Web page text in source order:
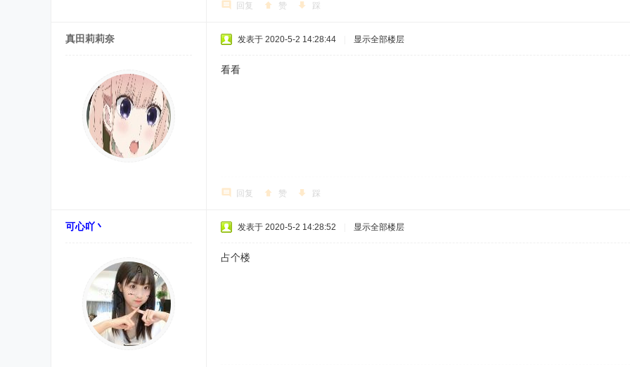
回复 赞 踩
真田莉莉奈 发表于 2020-5-2 14:28:44 显示全部楼层
看看
回复 赞 踩
可心吖丶 发表于 2020-5-2 14:28:52 显示全部楼层
占个楼